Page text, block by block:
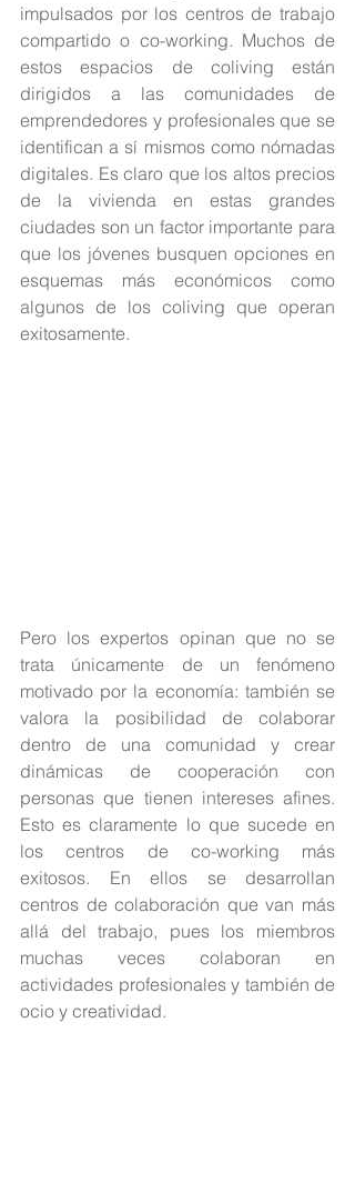
impulsados por los centros de trabajo
compartido o co-working. Muchos de
estos espacios de coliving están
dirigidos a las comunidades de
emprendedores y profesionales que se
identifican a sí mismos como nómadas
digitales. Es claro que los altos precios
de la vivienda en estas grandes
ciudades son un factor importante para
que los jóvenes busquen opciones en
esquemas más económicos como
algunos de los coliving que operan
exitosamente.
Pero los expertos opinan que no se
trata únicamente de un fenómeno
motivado por la economía: también se
valora la posibilidad de colaborar
dentro de una comunidad y crear
dinámicas de cooperación con
personas que tienen intereses afines.
Esto es claramente lo que sucede en
los centros de co-working más
exitosos. En ellos se desarrollan
centros de colaboración que van más
allá del trabajo, pues los miembros
muchas veces colaboran en
actividades profesionales y también de
ocio y creatividad.